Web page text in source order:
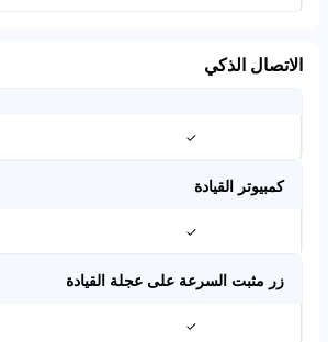
الاتصال الذكي
✓
كمبيوتر القيادة
✓
زر مثبت السرعة على عجلة القيادة
✓